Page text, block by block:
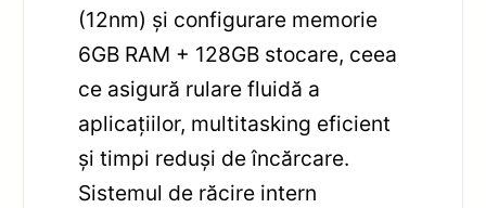
(12nm) și configurare memorie
6GB RAM + 128GB stocare, ceea
ce asigură rulare fluidă a
aplicațiilor, multitasking eficient
și timpi reduși de încărcare.
Sistemul de răcire intern